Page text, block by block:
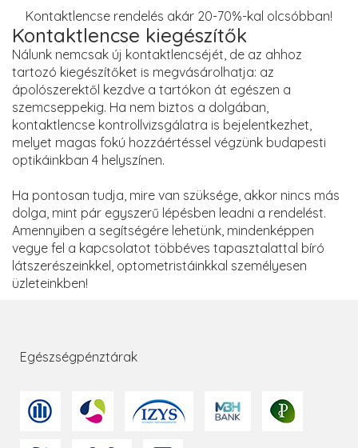
Kontaktlencse rendelés akár 20-70%-kal olcsóbban!
Kontaktlencse kiegészítők
Nálunk nemcsak új kontaktlencséjét, de az ahhoz
tartozó kiegészítőket is megvásárolhatja: az
ápolószerektől kezdve a tartókon át egészen a
szemcseppekig. Ha nem biztos a dolgában,
kontaktlencse kontrollvizsgálatra is bejelentkezhet,
melyet magas fokú hozzáértéssel végzünk budapesti
optikáinkban 4 helyszínen.
Ha pontosan tudja, mire van szüksége, akkor nincs más
dolga, mint pár egyszerű lépésben leadni a rendelést.
Amennyiben a segítségére lehetünk, mindenképpen
vegye fel a kapcsolatot többéves tapasztalattal bíró
látszerészeinkkel, optometristáinkkal személyesen
üzleteinkben!
Egészségpénztárak